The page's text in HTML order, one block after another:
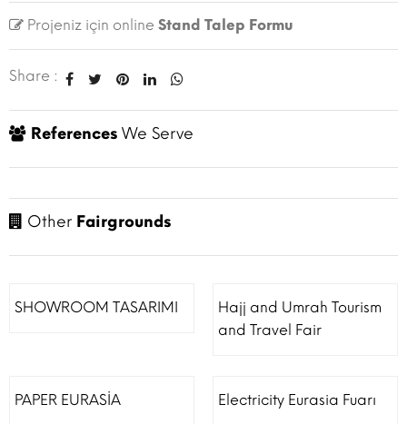
Projeniz için online Stand Talep Formu
Share :
References We Serve
Other Fairgrounds
SHOWROOM TASARIMI
Hajj and Umrah Tourism
and Travel Fair
PAPER EURASİA Electricity Eurasia Fuarı